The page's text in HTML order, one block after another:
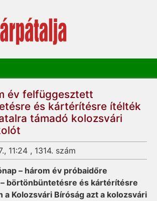
év felfüggesztett
és kártérítésre ítélték
támadó kolozsvári
11:24 , 1314. szám
– három év próbaidőre
börtönbüntetésre és kártérítésre
a Kolozsvári Bíróság azt a kolozsvári